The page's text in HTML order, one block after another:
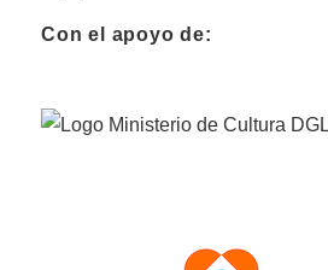
Con el apoyo de: